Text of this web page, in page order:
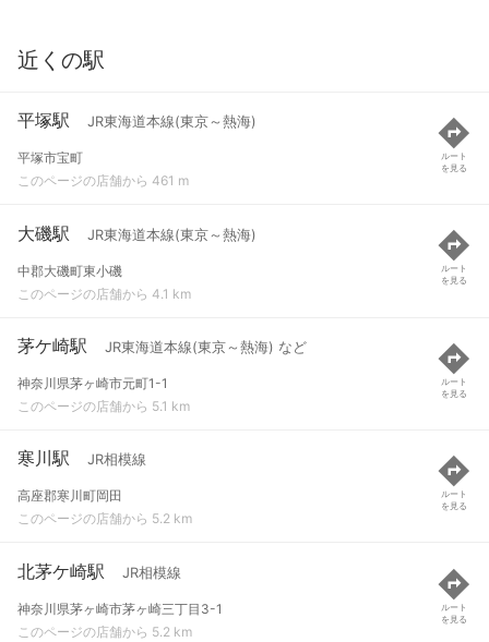
近くの駅
平塚駅 JR東海道本線(東京～熱海)
平塚市宝町
このページの店舗から 461 m
ルート
を見る
大磯駅 JR東海道本線(東京～熱海)
中郡大磯町東小磯
このページの店舗から 4.1 km
ルート
を見る
茅ケ崎駅 JR東海道本線(東京～熱海) など
神奈川県茅ヶ崎市元町1-1
このページの店舗から 5.1 km
ルート
を見る
寒川駅 JR相模線
高座郡寒川町岡田
このページの店舗から 5.2 km
ルート
を見る
北茅ケ崎駅 JR相模線
神奈川県茅ヶ崎市茅ヶ崎三丁目3-1
このページの店舗から 5.2 km
ルート
を見る